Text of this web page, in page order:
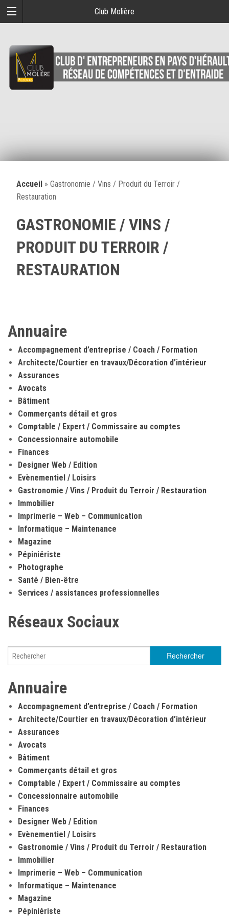
Club Molière
Accueil » Gastronomie / Vins / Produit du Terroir /
Restauration
GASTRONOMIE / VINS /
PRODUIT DU TERROIR /
RESTAURATION
Annuaire
Accompagnement d’entreprise / Coach / Formation
Architecte/Courtier en travaux/Décoration d’intérieur
Assurances
Avocats
Bâtiment
Commerçants détail et gros
Comptable / Expert / Commissaire au comptes
Concessionnaire automobile
Finances
Designer Web / Edition
Evènementiel / Loisirs
Gastronomie / Vins / Produit du Terroir / Restauration
Immobilier
Imprimerie – Web – Communication
Informatique – Maintenance
Magazine
Pépiniériste
Photographe
Santé / Bien-être
Services / assistances professionnelles
Réseaux Sociaux
Annuaire
Accompagnement d’entreprise / Coach / Formation
Architecte/Courtier en travaux/Décoration d’intérieur
Assurances
Avocats
Bâtiment
Commerçants détail et gros
Comptable / Expert / Commissaire au comptes
Concessionnaire automobile
Finances
Designer Web / Edition
Evènementiel / Loisirs
Gastronomie / Vins / Produit du Terroir / Restauration
Immobilier
Imprimerie – Web – Communication
Informatique – Maintenance
Magazine
Pépiniériste